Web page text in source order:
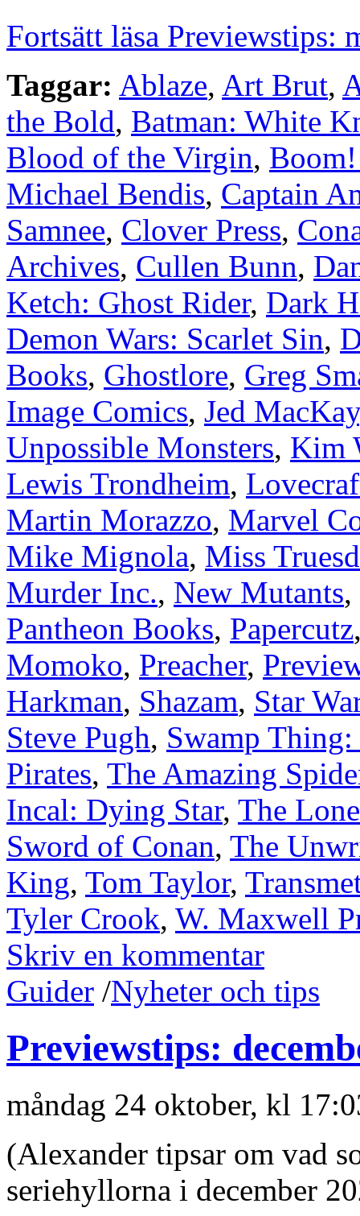
Fortsätt läsa Previewstips:
Taggar: Ablaze, Art Brut,
the Bold, Batman: White
Blood of the Virgin,
Michael Bendis, Captain
Samnee, Clover Press,
Archives, Cullen Bunn,
Ketch: Ghost Rider, Dark
Demon Wars: Scarlet Sin,
Books, Ghostlore, Greg
Image Comics, Jed MacKay
Unpossible Monsters, Kim
Lewis Trondheim,
Martin Morazzo, Marvel
Mike Mignola, Miss
Murder Inc., New Mutants,
Pantheon Books, Papercutz
Momoko, Preacher,
Harkman, Shazam, Star
Steve Pugh, Swamp
Pirates, The Amazing
Incal: Dying Star, The
Sword of Conan, The
King, Tom Taylor,
Tyler Crook, W. Maxwell
Skriv en kommentar
Guider /Nyheter och tips
Previewstips:
måndag 24 oktober, kl
(Alexander tipsar om vad
seriehyllorna i december